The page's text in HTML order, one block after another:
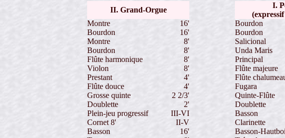
II. Grand-Orgue
I.
Montre
16' Bourdon
Bourdon
16' Bourdon
Montre
8' Salicional
Bourdon
8' Unda Maris
Flûte harmonique
8' Principal
Violon
8' Flûte majeure
Prestant
4' Flûte
Flûte douce
4' Fugara
Grosse quinte
2 2/3' Quinte-Flûte
Doublette
2' Doublette
Plein-jeu progressif
III-VI Basson
Cornet 8'
II-V Clarinette
Basson
16' Basson-